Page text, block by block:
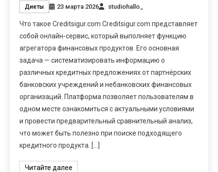
Диеты 23 марта 2026 studiohallo_
Что такое Creditsigur.com Creditsigur.com представляет
собой онлайн-сервис, который выполняет функцию
агрегатора финансовых продуктов. Его основная
задача — систематизировать информацию о
различных кредитных предложениях от партнёрских
банковских учреждений и небанковских финансовых
организаций. Платформа позволяет пользователям в
одном месте ознакомиться с актуальными условиями
и провести предварительный сравнительный анализ,
что может быть полезно при поиске подходящего
кредитного продукта. […]
Читайте далее